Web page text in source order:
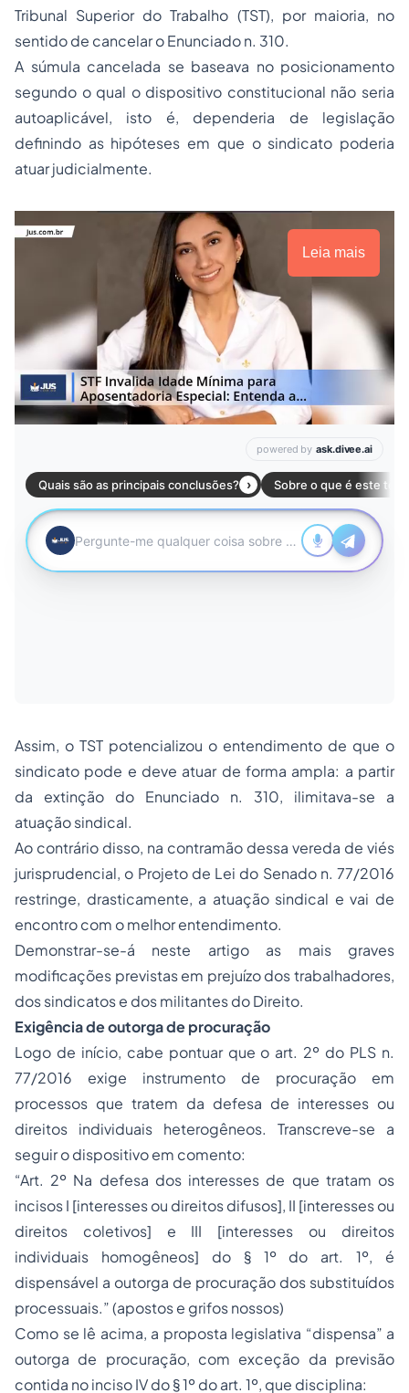
Tribunal Superior do Trabalho (TST), por maioria, no
sentido de cancelar o Enunciado n. 310.
A súmula cancelada se baseava no posicionamento
segundo o qual o dispositivo constitucional não seria
autoaplicável, isto é, dependeria de legislação
definindo as hipóteses em que o sindicato poderia
atuar judicialmente.
Leia mais
Assim, o TST potencializou o entendimento de que o
sindicato pode e deve atuar de forma ampla: a partir
da extinção do Enunciado n. 310, ilimitava-se a
atuação sindical.
Ao contrário disso, na contramão dessa vereda de viés
jurisprudencial, o Projeto de Lei do Senado n. 77/2016
restringe, drasticamente, a atuação sindical e vai de
encontro com o melhor entendimento.
Demonstrar-se-á neste artigo as mais graves
modificações previstas em prejuízo dos trabalhadores,
dossindicatose dos militantes do Direito.
Exigência de outorga de procuração
Logo de início, cabe pontuar que o art. 2º do PLS n.
77/2016 exige instrumento de procuração em
processos que tratem da defesa de interesses ou
direitos individuais heterogêneos. Transcreve-se a
seguir o dispositivo em comento:
“Art. 2º Na defesa dos interesses de que tratam os
incisos I [interesses ou direitos difusos], II [interesses ou
direitos coletivos] e III [interesses ou direitos
individuais homogêneos] do § 1º do art. 1º, é
dispensável a outorga de procuração dos substituídos
processuais.” (apostos e grifos nossos)
Como se lê acima, a proposta legislativa “dispensa” a
outorga de procuração, com exceção da previsão
contida no inciso IV do § 1º do art. 1º, que disciplina: